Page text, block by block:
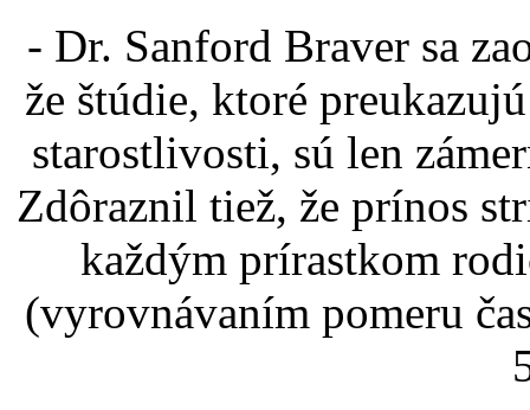
- Dr. Sanford Braver sa
že štúdie, ktoré
starostlivosti, sú len
Zdôraznil tiež, že prínos
každým prírastkom
(vyrovnávaním pomeru